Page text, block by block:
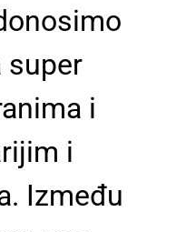
super
i
i
Između